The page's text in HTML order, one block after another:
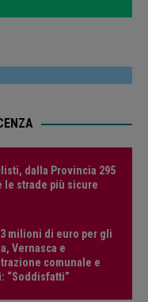
dalla Provincia 295
le strade più sicure
milioni di euro per gli
Vernasca e
comunale e
“Soddisfatti”